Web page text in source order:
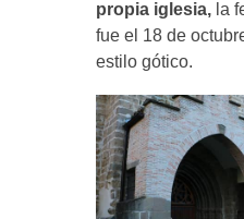
propia iglesia,la
fue el 18 de
estilo gótico.